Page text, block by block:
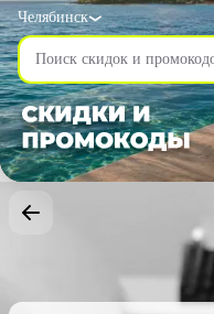
Челябинск